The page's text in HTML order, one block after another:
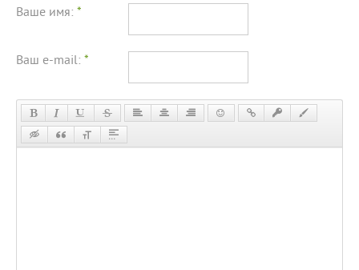
Ваше имя: *
Ваш e-mail: *